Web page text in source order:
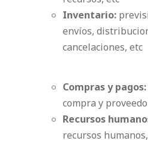
Inventario:
envíos,
cancelaciones, etc
Compras y pagos:
compra y
Recursos
recursos